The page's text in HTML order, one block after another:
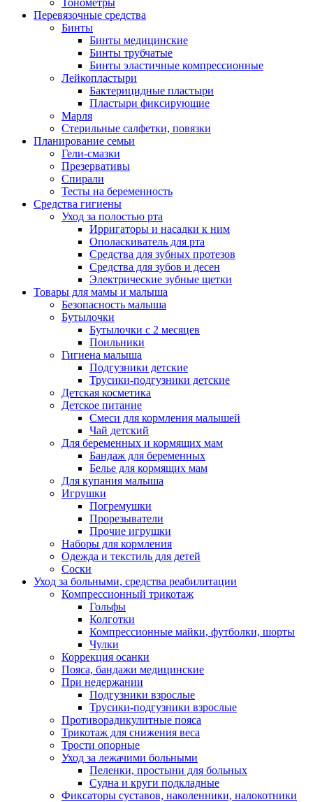
Тонометры
Перевязочные средства
Бинты
Бинты медицинские
Бинты трубчатые
Бинты эластичные компрессионные
Лейкопластыри
Бактерицидные пластыри
Пластыри фиксирующие
Марля
Стерильные салфетки, повязки
Планирование семьи
Гели-смазки
Презервативы
Спирали
Тесты на беременность
Средства гигиены
Уход за полостью рта
Ирригаторы и насадки к ним
Ополаскиватель для рта
Средства для зубных протезов
Средства для зубов и десен
Электрические зубные щетки
Товары для мамы и малыша
Безопасность малыша
Бутылочки
Бутылочки с 2 месяцев
Поильники
Гигиена малыша
Подгузники детские
Трусики-подгузники детские
Детская косметика
Детское питание
Смеси для кормления малышей
Чай детский
Для беременных и кормящих мам
Бандаж для беременных
Белье для кормящих мам
Для купания малыша
Игрушки
Погремушки
Прорезыватели
Прочие игрушки
Наборы для кормления
Одежда и текстиль для детей
Соски
Уход за больными, средства реабилитации
Компрессионный трикотаж
Гольфы
Колготки
Компрессионные майки, футболки, шорты
Чулки
Коррекция осанки
Пояса, бандажи медицинские
При недержании
Подгузники взрослые
Трусики-подгузники взрослые
Противорадикулитные пояса
Трикотаж для снижения веса
Трости опорные
Уход за лежачими больными
Пеленки, простыни для больных
Судна и круги подкладные
Фиксаторы суставов, наколенники, налокотники